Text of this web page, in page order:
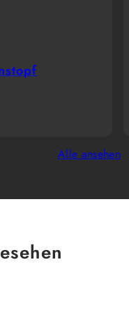
Alle ansehen